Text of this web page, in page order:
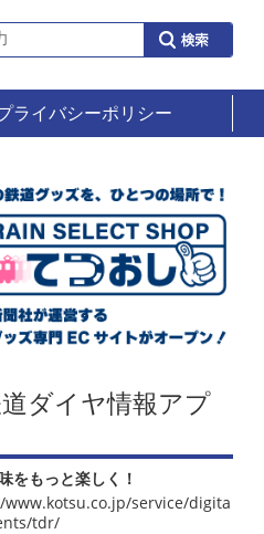
ライバシーポリシー
ダイヤ情報アプ
をもっと楽しく！
service/digita
tdr/